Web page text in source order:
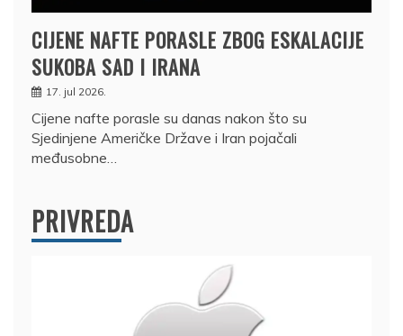
CIJENE NAFTE PORASLE ZBOG ESKALACIJE
SUKOBA SAD I IRANA
17. jul 2026.
Cijene nafte porasle su danas nakon što su
Sjedinjene Američke Države i Iran pojačali
međusobne…
PRIVREDA